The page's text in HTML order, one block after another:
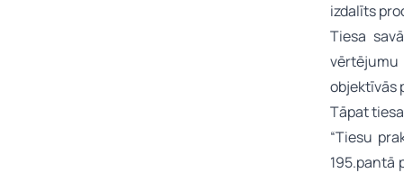
izdalīts
Tiesa
objektīvās
Tāpat
“Tiesu
195.pantā